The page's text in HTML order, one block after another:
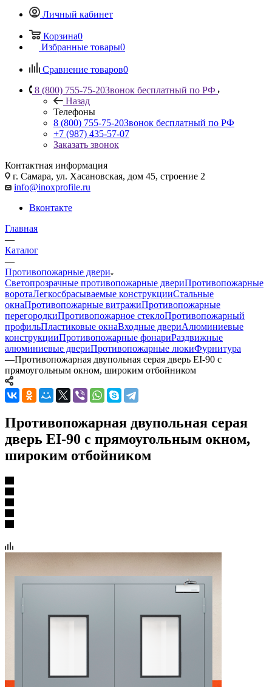
Личный кабинет
Корзина0
Избранные товары0
Сравнение товаров0
8 (800) 755-75-20Звонок бесплатный по РФ
Назад
Телефоны
8 (800) 755-75-20Звонок бесплатный по РФ
+7 (987) 435-57-07
Заказать звонок
Контактная информация
г. Самара, ул. Хасановская, дом 45, строение 2
info@inoxprofile.ru
Вконтакте
Главная
—
Каталог
—
Противопожарные двери
Светопрозрачные противопожарные двериПротивопожарные
воротаЛегкосбрасываемые конструкцииСтальные
окнаПротивопожарные витражиПротивопожарные
перегородкиПротивопожарное стеклоПротивопожарный
профильПластиковые окнаВходные двериАлюминиевые
конструкцииПротивопожарные фонариРаздвижные
алюминиевые двериПротивопожарные люкиФурнитура
—Противопожарная двупольная серая дверь EI-90 с
прямоугольным окном, широким отбойником
Противопожарная двупольная серая
дверь EI-90 с прямоугольным окном,
широким отбойником